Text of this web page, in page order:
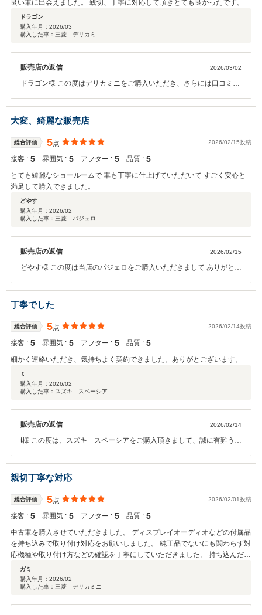
良い車に出会えました。 親切、丁寧に対応して頂きとても良かったです。
ドラゴン
購入年月： 2026/03
購入した車：三菱 デリカミニ
販売店の返信 2026/03/02
ドラゴン様 この度はデリカミニをご購入いただき、さらには口コミま
う 精一杯努めて参りますので よろしくお願いいたします。
大変、綺麗な販売店
総合評価 5点 2026/02/15投稿
接客 : 5 雰囲気 : 5 アフター : 5 品質 : 5
とても綺麗なショールームで 車も丁寧に仕上げていただいて すごく安心と
満足して購入できました。
どやす
購入年月： 2026/02
購入した車：三菱 パジェロ
販売店の返信 2026/02/15
どやす様 この度は当店のパジェロをご購入いただきまして ありがとう
不明点などございましたらお気軽にご連絡ください。 今後ともよろし
くお願いいたします。
丁寧でした
総合評価 5点 2026/02/14投稿
接客 : 5 雰囲気 : 5 アフター : 5 品質 : 5
細かく連絡いただき、気持ちよく契約できました。ありがとございます。
ｔ
購入年月： 2026/02
購入した車：スズキ スペーシア
販売店の返信 2026/02/14
t様 この度は、スズキ スペーシアをご購入頂きまして、誠に有難うご
ざいましたら、お気軽にご連絡下さいませ。 今後もご満足頂ける様に
努めて参ります。どうぞ宜しくお願い致します。
親切丁寧な対応
総合評価 5点 2026/02/01投稿
接客 : 5 雰囲気 : 5 アフター : 5 品質 : 5
中古車を購入させていただきました。 ディスプレイオーディオなどの付属品
を持ち込みで取り付け対応をお願いしました。 純正品でないにも関わらず対
応機種や取り付け方などの確認を丁寧にしていただきました。 持ち込んだ部
品を全て思った通りに取り付けいただき問題なく動作しております。 店内も
広くて綺麗でおすすめです。
ガミ
購入年月： 2026/02
購入した車：三菱 デリカミニ